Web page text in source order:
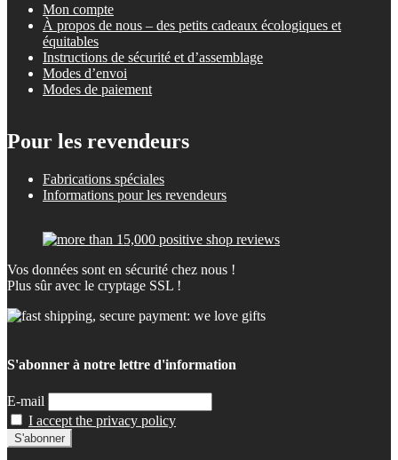
Mon compte
À propos de nous – des petits cadeaux écologiques et
équitables
Instructions de sécurité et d’assemblage
Modes d’envoi
Modes de paiement
Pour les revendeurs
Fabrications spéciales
Informations pour les revendeurs
Vos données sont en sécurité chez nous !
Plus sûr avec le cryptage SSL !
S'abonner à notre lettre d'information
E-mail
I accept the privacy policy